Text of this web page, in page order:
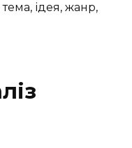
ідея, жанр,